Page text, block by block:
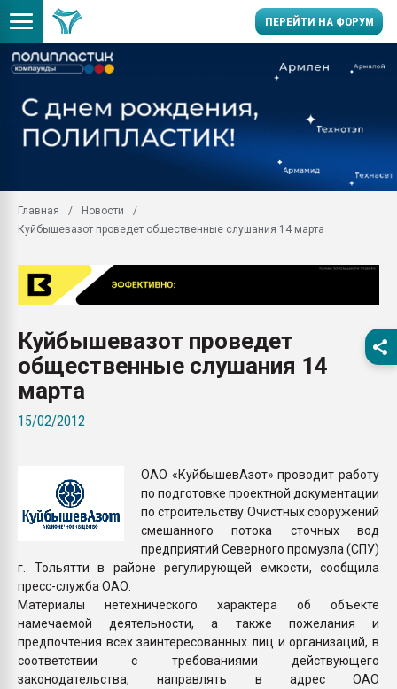
ПЕРЕЙТИ НА ФОРУМ
заводу пластмасс"
28.07.2026
пластмасс
28.07.2026
ПЕРЕЙТИ НА
Главная
Новости
Куйбышевазот проведет общественные слушания 14 марта
Куйбышевазот проведет
общественные слушания 14
марта
15/02/2012
ОАО «КуйбышевАзот» проводит работу
по подготовке проектной документации
по строительству Очистных сооружений
смешанного потока сточных вод
предприятий Северного промузла (СПУ)
г. Тольятти в районе регулирующей емкости, сообщила
пресс-служба ОАО.
Материалы нетехнического характера об объекте
намечаемой деятельности, а также пожелания и
предпочтения всех заинтересованных лиц и организаций, в
соответствии с требованиями действующего
законодательства, направлять в адрес ОАО